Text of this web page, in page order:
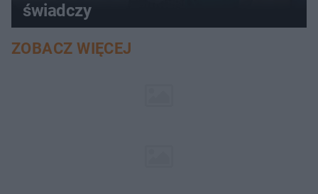
świadczy
ZOBACZ WIĘCEJ